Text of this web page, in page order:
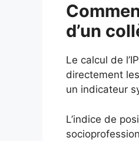
d’un
Le calcul de
directement
un indicateur
L’indice de